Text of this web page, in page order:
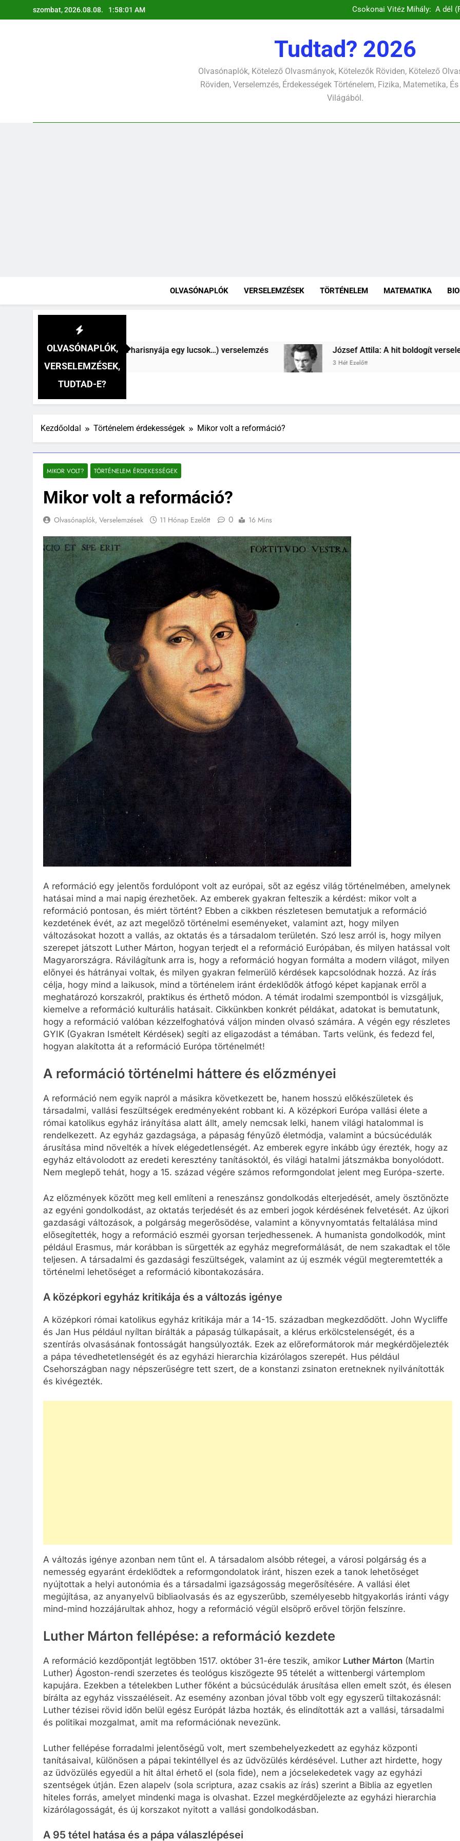
a
szombat, 2026.08.08. 1:58:03 AM
Csokonai Vitéz Mihály: A dél
Csokonai Vitéz
Csokonai Vitéz Mihály: A dél
Csokonai Vitéz
Csokonai
József
Tudtad? 2026
Olvasónaplók, Kötelező Olvasmányok, Kötelezők Röviden, Kötelező
Röviden, Verselemzés, Érdekességek Történelem, Fizika, Matemetika,
Világából.
OLVASÓNAPLÓK VERSELEMZÉSEK TÖRTÉNELEM MATEMATIKA
OLVASÓNAPLÓK,
VERSELEMZÉSEK,
TUDTAD-E?
Attila: (A harisnyája egy lucsok…) verselemzés József Attila: A hit boldogít verselemzés
Kezdőoldal Történelem érdekességek Mikor volt a reformáció?
MIKOR VOLT? TÖRTÉNELEM ÉRDEKESSÉGEK
Mikor volt a reformáció?
Olvasónaplók, Verselemzések 11 Hónap Ezelőtt 0 16 Mins
A reformáció egy jelentős fordulópont volt az európai, sőt az egész világ történelmében, amelynek
hatásai mind a mai napig érezhetőek. Az emberek gyakran felteszik a kérdést: mikor volt a
reformáció pontosan, és miért történt? Ebben a cikkben részletesen bemutatjuk a reformáció
kezdetének évét, az azt megelőző történelmi eseményeket, valamint azt, hogy milyen
változásokat hozott a vallás, az oktatás és a társadalom területén. Szó lesz arról is, hogy milyen
szerepet játszott Luther Márton, hogyan terjedt el a reformáció Európában, és milyen hatással volt
Magyarországra. Rávilágítunk arra is, hogy a reformáció hogyan formálta a modern világot, milyen
előnyei és hátrányai voltak, és milyen gyakran felmerülő kérdések kapcsolódnak hozzá. Az írás
célja, hogy mind a laikusok, mind a történelem iránt érdeklődők átfogó képet kapjanak erről a
meghatározó korszakról, praktikus és érthető módon. A témát irodalmi szempontból is vizsgáljuk,
kiemelve a reformáció kulturális hatásait. Cikkünkben konkrét példákat, adatokat is bemutatunk,
hogy a reformáció valóban kézzelfoghatóvá váljon minden olvasó számára. A végén egy részletes
GYIK (Gyakran Ismételt Kérdések) segíti az eligazodást a témában. Tarts velünk, és fedezd fel,
hogyan alakította át a reformáció Európa történelmét!
A reformáció történelmi háttere és előzményei
A reformáció nem egyik napról a másikra következett be, hanem hosszú előkészületek és
társadalmi, vallási feszültségek eredményeként robbant ki. A középkori Európa vallási élete a
római katolikus egyház irányítása alatt állt, amely nemcsak lelki, hanem világi hatalommal is
rendelkezett. Az egyház gazdagsága, a pápaság fényűző életmódja, valamint a búcsúcédulák
árusítása mind növelték a hívek elégedetlenségét. Az emberek egyre inkább úgy érezték, hogy az
egyház eltávolodott az eredeti keresztény tanításoktól, és világi hatalmi játszmákba bonyolódott.
Nem meglepő tehát, hogy a 15. század végére számos reformgondolat jelent meg Európa-szerte.
Az előzmények között meg kell említeni a reneszánsz gondolkodás elterjedését, amely ösztönözte
az egyéni gondolkodást, az oktatás terjedését és az emberi jogok kérdésének felvetését. Az újkori
gazdasági változások, a polgárság megerősödése, valamint a könyvnyomtatás feltalálása mind
elősegítették, hogy a reformáció eszméi gyorsan terjedhessenek. A humanista gondolkodók, mint
például Erasmus, már korábban is sürgették az egyház megreformálását, de nem szakadtak el tőle
teljesen. A társadalmi és gazdasági feszültségek, valamint az új eszmék végül megteremtették a
történelmi lehetőséget a reformáció kibontakozására.
A középkori egyház kritikája és a változás igénye
A középkori római katolikus egyház kritikája már a 14-15. században megkezdődött. John Wycliffe
és Jan Hus például nyíltan bírálták a pápaság túlkapásait, a klérus erkölcstelenségét, és a
szentírás olvasásának fontosságát hangsúlyozták. Ezek az előreformátorok már megkérdőjelezték
a pápa tévedhetetlenségét és az egyházi hierarchia kizárólagos szerepét. Hus például
Csehországban nagy népszerűségre tett szert, de a konstanzi zsinaton eretneknek nyilvánították
és kivégezték.
A változás igénye azonban nem tűnt el. A társadalom alsóbb rétegei, a városi polgárság és a
nemesség egyaránt érdeklődtek a reformgondolatok iránt, hiszen ezek a tanok lehetőséget
nyújtottak a helyi autonómia és a társadalmi igazságosság megerősítésére. A vallási élet
megújítása, az anyanyelvű bibliaolvasás és az egyszerűbb, személyesebb hitgyakorlás iránti vágy
mind-mind hozzájárultak ahhoz, hogy a reformáció végül elsöprő erővel törjön felszínre.
Luther Márton fellépése: a reformáció kezdete
A reformáció kezdőpontját legtöbben 1517. október 31-ére teszik, amikor Luther Márton (Martin
Luther) Ágoston-rendi szerzetes és teológus kiszögezte 95 tételét a wittenbergi vártemplom
kapujára. Ezekben a tételekben Luther főként a búcsúcédulák árusítása ellen emelt szót, és élesen
bírálta az egyház visszaéléseit. Az esemény azonban jóval több volt egy egyszerű tiltakozásnál:
Luther tézisei rövid időn belül egész Európát lázba hozták, és elindították azt a vallási, társadalmi
és politikai mozgalmat, amit ma reformációnak nevezünk.
Luther fellépése forradalmi jelentőségű volt, mert szembehelyezkedett az egyház központi
tanításaival, különösen a pápai tekintéllyel és az üdvözülés kérdésével. Luther azt hirdette, hogy
az üdvözülés egyedül a hit által érhető el (sola fide), nem a jócselekedetek vagy az egyházi
szentségek útján. Ezen alapelv (sola scriptura, azaz csakis az írás) szerint a Biblia az egyetlen
hiteles forrás, amelyet mindenki maga is olvashat. Ezzel megkérdőjelezte az egyházi hierarchia
kizárólagosságát, és új korszakot nyitott a vallási gondolkodásban.
A 95 tétel hatása és a pápa válaszlépései